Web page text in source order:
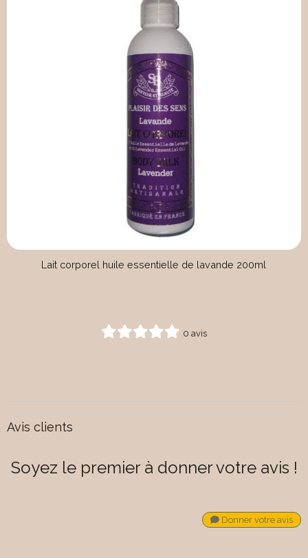
Lait corporel huile essentielle de lavande 200ml
0 avis
Avis clients
Soyez le premier à donner votre avis !
Donner votre avis